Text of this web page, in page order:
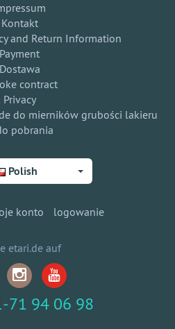
Kontakt
and Return Information
Payment
Dostawa
contract
Privacy
do mierników grubości lakieru
pobrania
Polish
konto logowanie
etari.de auf
71 94 06 98